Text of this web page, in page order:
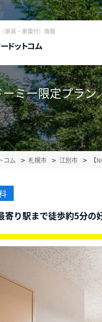
家具・家電付）情報
ミー限定プラ
コム 札幌市 江別市 【
寄り駅まで徒歩約5分